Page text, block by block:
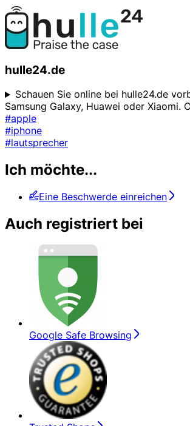
hulle24.de
Schauen Sie online bei hulle24.de
Samsung Galaxy, Huawei oder Xiaomi.
#apple
#iphone
#lautsprecher
Ich möchte...
Eine Beschwerde einreichen
Auch registriert bei
Google Safe Browsing